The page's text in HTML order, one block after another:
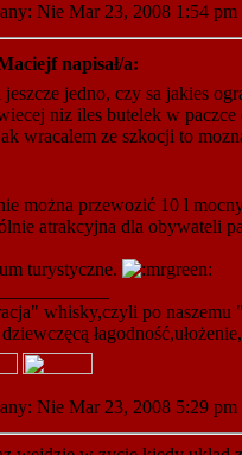
Nie Mar 23, 2008 1:54
napisał/a:
jeszcze jedno, czy sa jakies
niz iles butelek w paczce
wracalem ze szkocji to
można przewozić 10 l
atrakcyjna dla obywateli
turystyczne.
whisky,czyli po naszemu
Nie Mar 23, 2008 5:29